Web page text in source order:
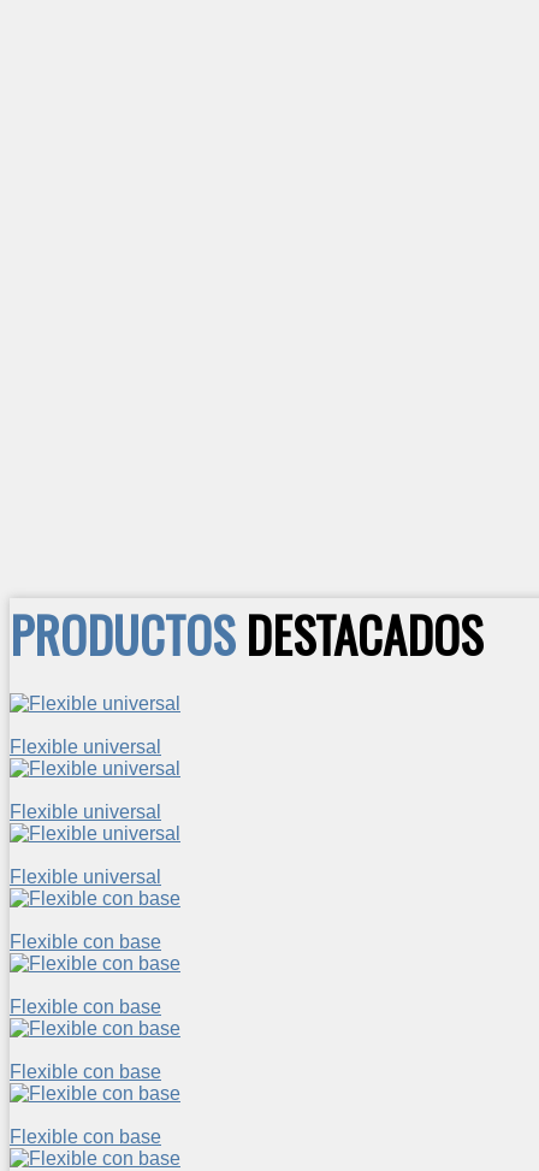
PRODUCTOSDESTACADOS
Flexible universal
Flexible universal
Flexible universal
Flexible con base
Flexible con base
Flexible con base
Flexible con base